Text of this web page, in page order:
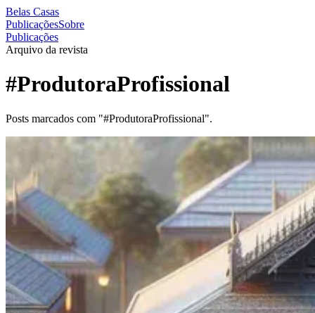
Belas Casas
PublicaçõesSobre
Publicações
Arquivo da revista
#ProdutoraProfissional
Posts marcados com "#ProdutoraProfissional".